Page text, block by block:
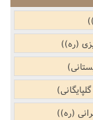
(ره))
(ره))